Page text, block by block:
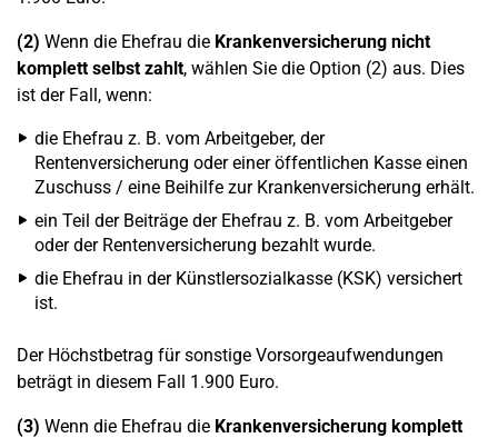
(2) Wenn die Ehefrau die Krankenversicherung nicht
komplett selbst zahlt, wählen Sie die Option (2) aus. Dies
ist der Fall, wenn:
die Ehefrau z. B. vom Arbeitgeber, der
Rentenversicherung oder einer öffentlichen Kasse einen
Zuschuss / eine Beihilfe zur Krankenversicherung erhält.
ein Teil der Beiträge der Ehefrau z. B. vom Arbeitgeber
oder der Rentenversicherung bezahlt wurde.
die Ehefrau in der Künstlersozialkasse (KSK) versichert
ist.
Der Höchstbetrag für sonstige Vorsorgeaufwendungen
beträgt in diesem Fall 1.900 Euro.
(3) Wenn die Ehefrau die Krankenversicherung komplett